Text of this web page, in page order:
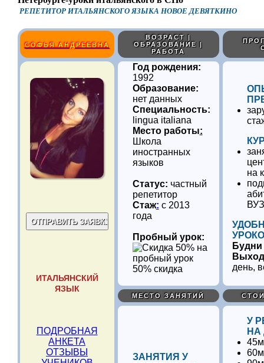
РЕПЕТИТОР ИТАЛЬЯНСКОГО ЯЗЫКА НОВОЕ ДЕВЯТКИНО
СОФЬЯ АНДРЕЕВНА
ВОЗРАСТ |
ОБРАЗОВАНИЕ |
РАБОТА
ИТАЛЬЯНСКИЙ
ЯЗЫК
ПОДРОБНАЯ
АНКЕТА
ОТЗЫВЫ
Год рождения:
1992
Образование:
нет данных
Специальность:
lingua italiana
Место работы:
Школа
иностранных
языков
Статус: частный
репетитор
Стаж: с 2013
года
Пробный урок:
50% скидка
на
ВУЗ
Будни
день,
МЕСТО ЗАНЯТИЙ
ЗАНЯТИЯ У
У
НА